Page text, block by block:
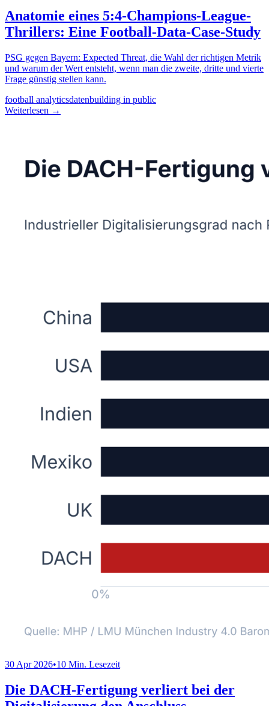
Anatomie eines 5:4-Champions-League-
Thrillers: Eine Football-Data-Case-Study
PSG gegen Bayern: Expected Threat, die Wahl der richtigen Metrik
und warum der Wert entsteht, wenn man die zweite, dritte und vierte
Frage günstig stellen kann.
football analyticsdatenbuilding in public
Weiterlesen →
30 Apr 2026•10 Min. Lesezeit
Die DACH-Fertigung verliert bei der